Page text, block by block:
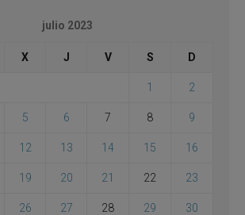
julio 2023
X J V S D
1 2
5 6 7 8 9
12 13 14 15 16
19 20 21 22 23
26 27 28 29 30